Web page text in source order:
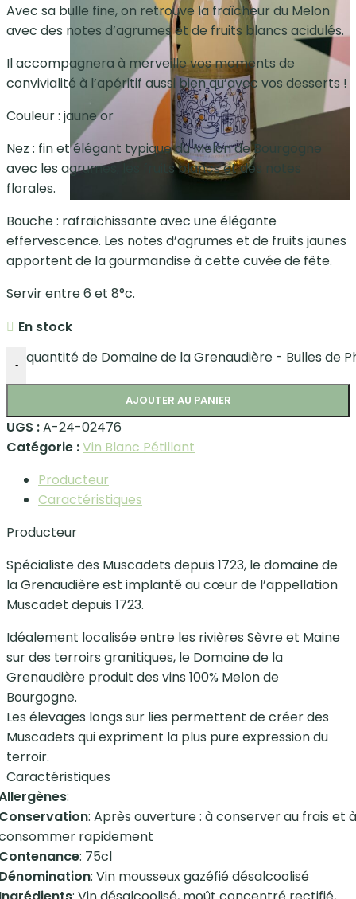
Avec sa bulle fine, on retrouve la fraîcheur du Melon
avec des notes d’agrumes et de fruits blancs acidulés.
Il accompagnera à merveille vos moments de
convivialité à l’apéritif aussi bien qu’avec vos desserts !
Couleur : jaune or
Nez : fin et élégant typique du Melon de Bourgogne
avec les agrumes, les fruits blancs et des notes
florales.
Bouche : rafraichissante avec une élégante
effervescence. Les notes d’agrumes et de fruits jaunes
apportent de la gourmandise à cette cuvée de fête.
Servir entre 6 et 8°c.
En stock
- quantité de Domaine de la Grenaudière - Bulles de
AJOUTER AU PANIER
UGS :A-24-02476
Catégorie :Vin Blanc Pétillant
Producteur
Caractéristiques
Producteur
Spécialiste des Muscadets depuis 1723, le domaine de
la Grenaudière est implanté au cœur de l’appellation
Muscadet depuis 1723.
Idéalement localisée entre les rivières Sèvre et Maine
sur des terroirs granitiques, le Domaine de la
Grenaudière produit des vins 100% Melon de
Bourgogne.
Les élevages longs sur lies permettent de créer des
Muscadets qui expriment la plus pure expression du
terroir.
Caractéristiques
:
: Après ouverture : à conserver au frais et à
rapidement
: 75cl
: Vin mousseux gazéfié désalcoolisé